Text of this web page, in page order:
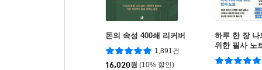
돈의 속성 400쇄 리커버
1,891건
16,020원 (10% 할인)
하루 한 장 나
위한 필사 노